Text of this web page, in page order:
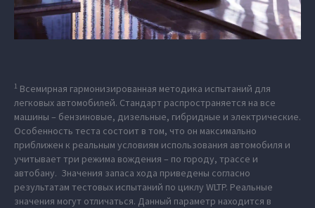
1 Всемирная гармонизированная методика испытаний для
легковых автомобилей. Стандарт распространяется на все
машины – бензиновые, дизельные, гибридные и электрические.
Особенность теста состоит в том, что он максимально
приближен к реальным условиям использования автомобиля и
учитывает три режима вождения – по городу, трассе и
автобану. Значения запаса хода приведены согласно
результатам тестовых испытаний по циклу WLTP. Реальные
значения могут отличаться. Данный параметр находится в